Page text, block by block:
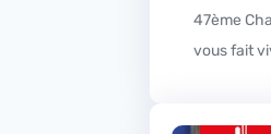
47ème Championnats du Monde de Ski Alpin Courchevel-Méribel 2023 : Slalom Hommes, l’Avant Course Jusqu’au 19 février prochain, R’La Radio Station
vous fait